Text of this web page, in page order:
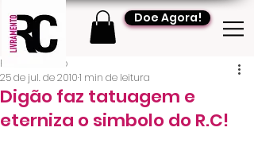
Doe Agora!
Digão faz tatuagem e
eterniza o simbolo do R.C!
RC Livramento
25 de jul. de 20101 min de leitura